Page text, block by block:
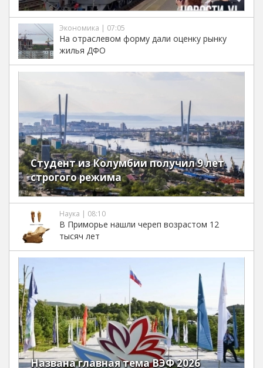
Экономика | 07:05
На отраслевом форму дали оценку рынку
жилья ДФО
Студент из Колумбии получил 9 лет
строгого режима
Наука | 08:10
В Приморье нашли череп возрастом 12
тысяч лет
Названа главная тема ВЭФ 2026